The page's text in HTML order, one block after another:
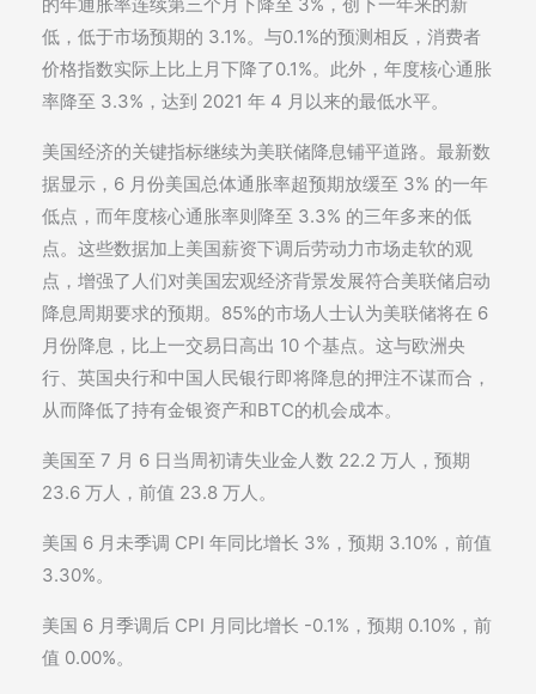
低，低于市场预期的 3.1%。与0.1%的预测相反，消费者
价格指数实际上比上月下降了0.1%。此外，年度核心通胀
率降至 3.3%，达到 2021 年 4 月以来的最低水平。
美国经济的关键指标继续为美联储降息铺平道路。最新数
据显示，6 月份美国总体通胀率超预期放缓至 3% 的一年
低点，而年度核心通胀率则降至 3.3% 的三年多来的低
点。这些数据加上美国薪资下调后劳动力市场走软的观
点，增强了人们对美国宏观经济背景发展符合美联储启动
降息周期要求的预期。85%的市场人士认为美联储将在 6
月份降息，比上一交易日高出 10 个基点。这与欧洲央
行、英国央行和中国人民银行即将降息的押注不谋而合，
从而降低了持有金银资产和BTC的机会成本。
美国至 7 月 6 日当周初请失业金人数 22.2 万人，预期
23.6 万人，前值 23.8 万人。
美国 6 月未季调 CPI 年同比增长 3%，预期 3.10%，前值
3.30%。
美国 6 月季调后 CPI 月同比增长 -0.1%，预期 0.10%，前
值 0.00%。